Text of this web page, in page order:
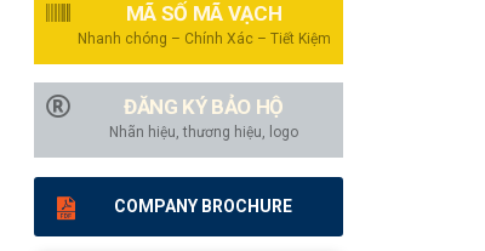
MÃ SỐ MÃ VẠCH
Nhanh chóng – Chính Xác – Tiết Kiệm
ĐĂNG KÝ BẢO HỘ
Nhãn hiệu, thương hiệu, logo
COMPANY BROCHURE